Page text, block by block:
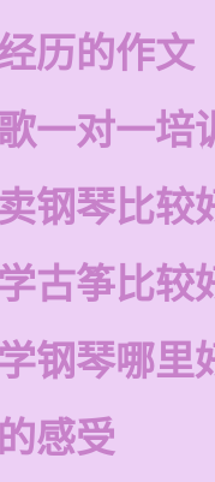
历的作文
一对一培
钢琴比较
古筝比较
钢琴哪里
感受